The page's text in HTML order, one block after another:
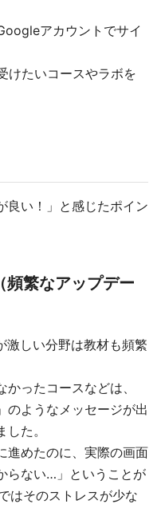
アカウントでサイ
けたいコースやラボを
良い！」と感じたポイン
頻繁なアップデー
激しい分野は教材も頻繁
ったコースなどは、
のようなメッセージが出
た。
進めたのに、実際の画面
らない…」ということが
はそのストレスが少な